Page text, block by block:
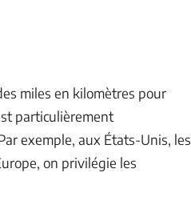
miles en kilomètres pour
particulièrement
exemple, aux États-Unis, les
on privilégie les